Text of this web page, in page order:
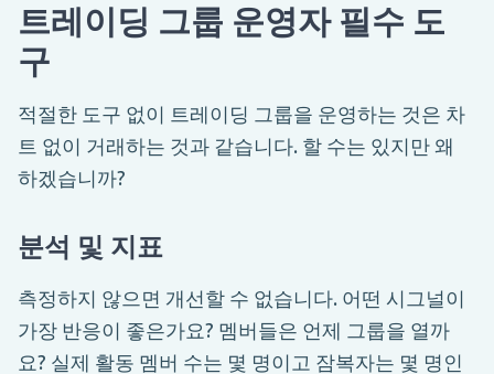
트레이딩 그룹 운영자 필수 도
구
적절한 도구 없이 트레이딩 그룹을 운영하는 것은 차
트 없이 거래하는 것과 같습니다. 할 수는 있지만 왜
하겠습니까?
분석 및 지표
측정하지 않으면 개선할 수 없습니다. 어떤 시그널이
가장 반응이 좋은가요? 멤버들은 언제 그룹을 열까
요? 실제 활동 멤버 수는 몇 명이고 잠복자는 몇 명인